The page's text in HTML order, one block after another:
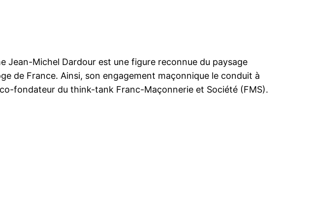
Michel Dardour est une figure reconnue du paysage
de France. Ainsi, son engagement maçonnique le conduit à
fondateur du think-tank Franc-Maçonnerie et Société (FMS).